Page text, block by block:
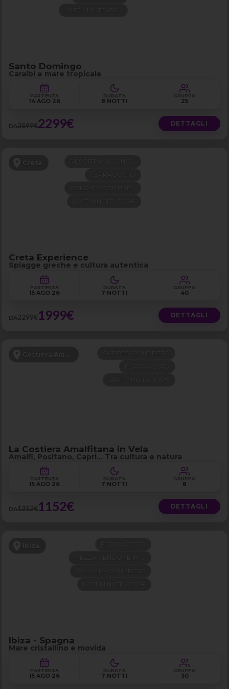
Santo Domingo
Caraibi e mare tropicale
PARTENZA
14 AGO 26
DURATA
8 NOTTI
GRUPPO
25
DA2599€2299€ DETTAGLI
Creta
Creta Experience
Spiagge greche e cultura autentica
PARTENZA
15 AGO 26
DURATA
7 NOTTI
GRUPPO
40
DA2299€1999€ DETTAGLI
Costiera Amalfitana
La Costiera Amalfitana in Vela
Amalfi, Positano, Capri… Tra cultura e natura
PARTENZA
15 AGO 26
DURATA
7 NOTTI
GRUPPO
8
DA1252€1152€ DETTAGLI
Ibiza
Ibiza - Spagna
Mare cristallino e movida
PARTENZA
15 AGO 26
DURATA
7 NOTTI
GRUPPO
30